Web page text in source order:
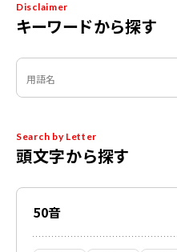
Disclaimer
キーワードから探す
Search by Letter
頭文字から探す
50音